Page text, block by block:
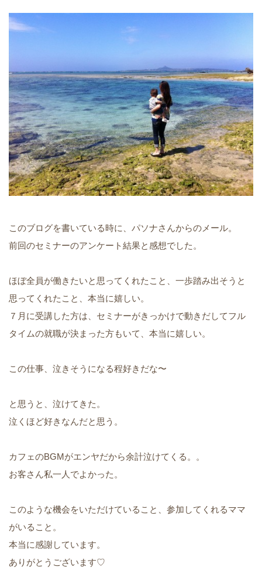
このブログを書いている時に、パソナさんからのメール。
前回のセミナーのアンケート結果と感想でした。
ほぼ全員が働きたいと思ってくれたこと、一歩踏み出そうと
思ってくれたこと、本当に嬉しい。
７月に受講した方は、セミナーがきっかけで動きだしてフル
タイムの就職が決まった方もいて、本当に嬉しい。
この仕事、泣きそうになる程好きだな〜
と思うと、泣けてきた。
泣くほど好きなんだと思う。
カフェのBGMがエンヤだから余計泣けてくる。。
お客さん私一人でよかった。
このような機会をいただけていること、参加してくれるママ
がいること。
本当に感謝しています。
ありがとうございます♡